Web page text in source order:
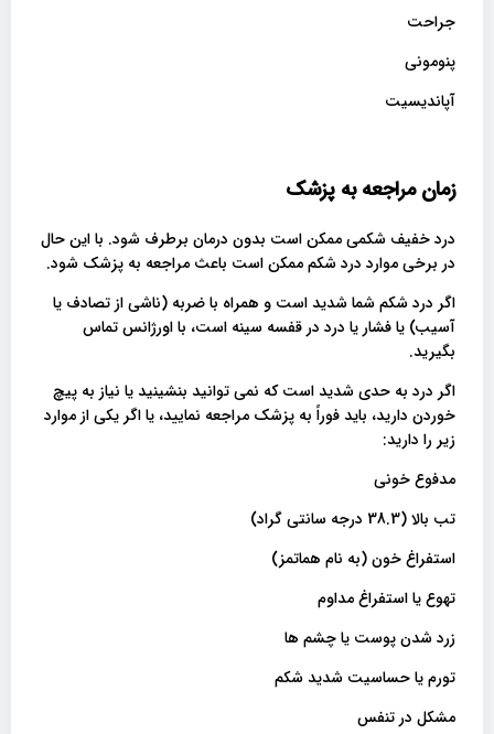
جراحت
پنومونی
آپاندیسیت
زمان مراجعه به پزشک
درد خفیف شکمی ممکن است بدون درمان برطرف شود. با این حال
در برخی موارد درد شکم ممکن است باعث مراجعه به پزشک شود.
اگر درد شکم شما شدید است و همراه با ضربه (ناشی از تصادف یا
آسیب) یا فشار یا درد در قفسه سینه است، با اورژانس تماس
بگیرید.
اگر درد به حدی شدید است که نمی توانید بنشینید یا نیاز به پیچ
خوردن دارید، باید فوراً به پزشک مراجعه نمایید، یا اگر یکی از موارد
زیر را دارید:
مدفوع خونی
تب بالا (38.3 درجه سانتی گراد)
استفراغ خون (به نام هماتمز)
تهوع یا استفراغ مداوم
زرد شدن پوست یا چشم ها
تورم یا حساسیت شدید شکم
مشکل در تنفس